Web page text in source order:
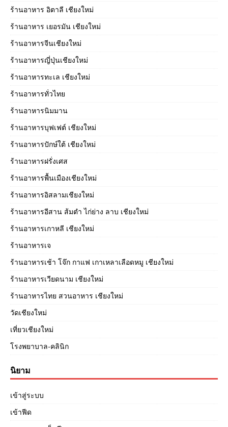
ร้านอาหาร อิตาลี เชียงใหม่
ร้านอาหาร เยอรมัน เชียงใหม่
ร้านอาหารจีนเชียงใหม่
ร้านอาหารญี่ปุ่นเชียงใหม่
ร้านอาหารทะเล เชียงใหม่
ร้านอาหารทั่วไทย
ร้านอาหารนิมมาน
ร้านอาหารบุฟเฟต์ เชียงใหม่
ร้านอาหารปักษ์ใต้ เชียงใหม่
ร้านอาหารฝรั่งเศส
ร้านอาหารพื้นเมืองเชียงใหม่
ร้านอาหารอิสลามเชียงใหม่
ร้านอาหารอีสาน ส้มตำ ไก่ย่าง ลาบ เชียงใหม่
ร้านอาหารเกาหลี เชียงใหม่
ร้านอาหารเจ
ร้านอาหารเช้า โจ๊ก กาแฟ เกาเหลาเลือดหมู เชียงใหม่
ร้านอาหารเวียดนาม เชียงใหม่
ร้านอาหารไทย สวนอาหาร เชียงใหม่
วัดเชียงใหม่
เที่ยวเชียงใหม่
โรงพยาบาล-คลินิก
นิยาม
เข้าสู่ระบบ
เข้าฟีด